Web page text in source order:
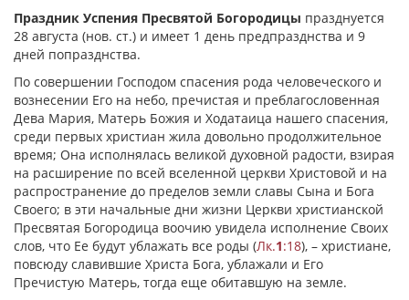
Праздник Успения Пресвятой Богородицы празднуется
28 августа (нов. ст.) и имеет 1 день предпразднства и 9
дней попразднства.
По совершении Господом спасения рода человеческого и
вознесении Его на небо, пречистая и преблагословенная
Дева Мария, Матерь Божия и Ходатаица нашего спасения,
среди первых христиан жила довольно продолжительное
время; Она исполнялась великой духовной радости, взирая
на расширение по всей вселенной церкви Христовой и на
распространение до пределов земли славы Сына и Бога
Своего; в эти начальные дни жизни Церкви христианской
Пресвятая Богородица воочию увидела исполнение Своих
слов, что Ее будут ублажать все роды (Лк.1:18), – христиане,
повсюду славившие Христа Бога, ублажали и Его
Пречистую Матерь, тогда еще обитавшую на земле.